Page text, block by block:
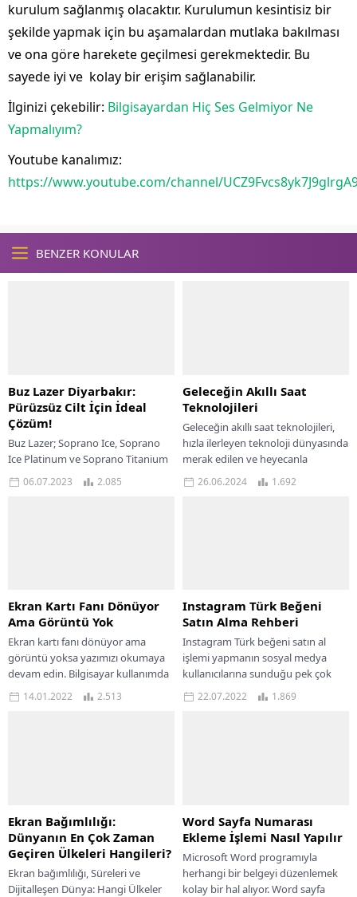
kurulum sağlanmış olacaktır. Kurulumun kesintisiz bir
şekilde yapmak için bu aşamalardan mutlaka bakılması
ve ona göre harekete geçilmesi gerekmektedir. Bu
sayede iyi ve kolay bir erişim sağlanabilir.
İlginizi çekebilir: Bilgisayardan Hiç Ses Gelmiyor Ne
Yapmalıyım?
Youtube kanalımız:
https://www.youtube.com/channel/
BENZER KONULAR
Buz Lazer Diyarbakır:
Pürüzsüz Cilt İçin İdeal
Çözüm!
Buz Lazer; Soprano Ice, Soprano
Ice Platinum ve Soprano Titanium
cihazlarını kapsayan patentli bir
markadır. Buz Lazer ailesini
06.07.2023 2.085
Geleceğin Akıllı Saat
Teknolojileri
Geleceğin akıllı saat teknolojileri,
hızla ilerleyen teknoloji dünyasında
merak edilen ve heyecanla
beklenen yeniliklerin başında
gelmektedir. Akıllı saatler,
26.06.2024 1.692
Ekran Kartı Fanı Dönüyor
Ama Görüntü Yok
Ekran kartı fanı dönüyor ama
görüntü yoksa yazımızı okumaya
devam edin. Bilgisayar kullanımda
değilken ve web sitelerine göz
atmak, GPU kullanılmadığında...
14.01.2022 2.513
Instagram Türk Beğeni
Satın Alma Rehberi
Instagram Türk beğeni satın al
işlemi yapmanın sosyal medya
kullanıcılarına sunduğu pek çok
kolaylık bulunmaktadır.
Kalitelitakipci.org sitesinde
22.07.2022 1.869
Ekran Bağımlılığı:
Dünyanın En Çok Zaman
Geçiren Ülkeleri Hangileri?
Ekran bağımlılığı, Süreleri ve
Dijitalleşen Dünya: Hangi Ülkeler
Word Sayfa Numarası
Ekleme İşlemi Nasıl Yapılır
Microsoft Word programıyla
herhangi bir belgeyi düzenlemek
kolay bir hal alıyor. Word sayfa